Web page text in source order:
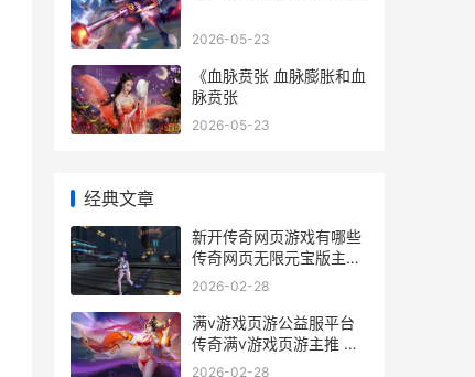
2026-05-23
《血脉贲张 血脉膨胀和血
脉贲张
2026-05-23
经典文章
新开传奇网页游戏有哪些
传奇网页无限元宝版主推
新开传奇网页游戏叫什么
2026-02-28
满v游戏页游公益服平台
传奇满v游戏页游主推 上
线满v页游
2026-02-28